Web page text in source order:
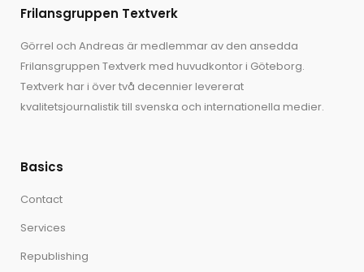
Frilansgruppen Textverk
Görrel och Andreas är medlemmar av den ansedda
Frilansgruppen Textverk med huvudkontor i Göteborg.
Textverk har i över två decennier levererat
kvalitetsjournalistik till svenska och internationella medier.
Basics
Contact
Services
Republishing